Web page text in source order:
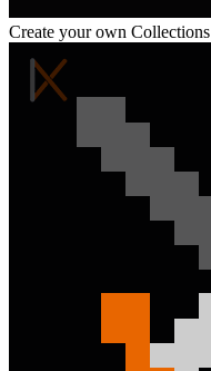
Create your own Collections